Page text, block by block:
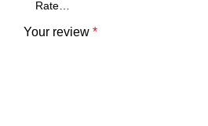
Your review *